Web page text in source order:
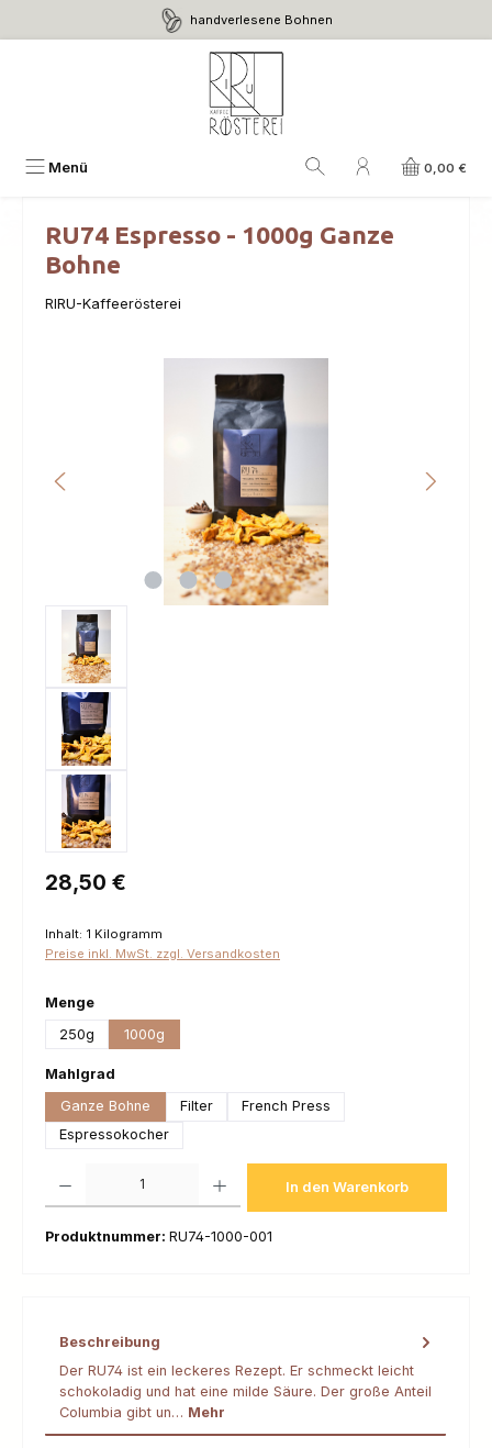
Zum Hauptinhalt springen handverlesene Bohnen
Menü 0,00 €
RU74 Espresso - 1000g Ganze
Bohne
RIRU-Kaffeerösterei
Regulärer Preis:
28,50 €
Inhalt: 1 Kilogramm
Preise inkl. MwSt. zzgl. Versandkosten
Mengeauswählen
250g
1000g
Mahlgrad
Ganze Bohne
Filter
French Press
Espressokocher
In den Warenkorb
Produktnummer: RU74-1000-001
Beschreibung
Der RU74 ist ein leckeres Rezept. Er schmeckt leicht
schokoladig und hat eine milde Säure. Der große Anteil
Columbia gibt un… Mehr